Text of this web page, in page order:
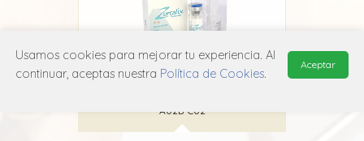
Zurcal
A02B C02
Usamos cookies para mejorar tu experiencia. Al
continuar, aceptas nuestra Política de Cookies.
Aceptar